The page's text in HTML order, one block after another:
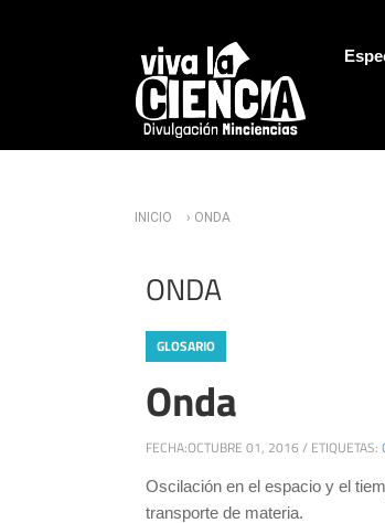
Usted está aquí
INICIO › ONDA
ONDA
GLOSARIO
Onda
FECHA:OCTUBRE 01, 2016 / ETIQUETAS:
Oscilación en el espacio y el
transporte de materia.